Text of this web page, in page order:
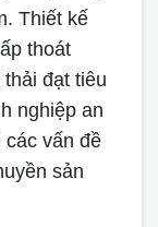
Thiết kế
thoát
đạt tiêu
nghiệp an
các vấn đề
sản